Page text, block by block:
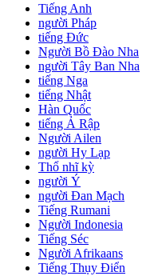
Tiếng Anh
người Pháp
tiếng Đức
Người Bồ Đào Nha
người Tây Ban Nha
tiếng Nga
tiếng Nhật
Hàn Quốc
tiếng Ả Rập
Người Ailen
người Hy Lạp
Thổ nhĩ kỳ
người Ý
người Đan Mạch
Tiếng Rumani
Người Indonesia
Tiếng Séc
Người Afrikaans
Tiếng Thụy Điển